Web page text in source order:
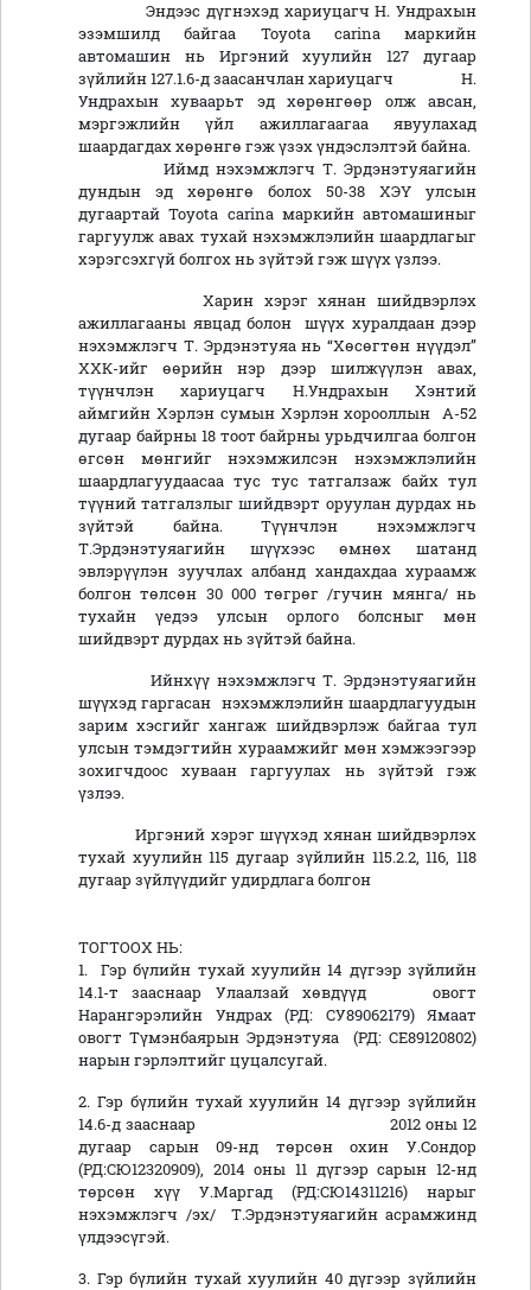
Эндээс дүгнэхэд хариуцагч Н. Ундрахын
эзэмшилд байгаа Toyota carina маркийн
автомашин нь Иргэний хуулийн 127 дугаар
зүйлийн 127.1.6-д заасанчлан хариуцагч Н.
Ундрахын хуваарьт эд хөрөнгөөр олж авсан,
мэргэжлийн үйл ажиллагаагаа явуулахад
шаардагдах хөрөнгө гэж үзэх үндэслэлтэй байна.
Иймд нэхэмжлэгч Т. Эрдэнэтуяагийн
дундын эд хөрөнгө болох 50-38 ХЭҮ улсын
дугаартай Toyota carina маркийн автомашиныг
гаргуулж авах тухай нэхэмжлэлийн шаардлагыг
хэрэгсэхгүй болгох нь зүйтэй гэж шүүх үзлээ.
Харин хэрэг хянан шийдвэрлэх
ажиллагааны явцад болон шүүх хуралдаан дээр
нэхэмжлэгч Т. Эрдэнэтуяа нь “Хөсөгтөн нүүдэл”
ХХК-ийг өөрийн нэр дээр шилжүүлэн авах,
түүнчлэн хариуцагч Н.Ундрахын Хэнтий
аймгийн Хэрлэн сумын Хэрлэн хорооллын А-52
дугаар байрны 18 тоот байрны урьдчилгаа болгон
өгсөн мөнгийг нэхэмжилсэн нэхэмжлэлийн
шаардлагуудаасаа тус тус татгалзаж байх тул
түүний татгалзлыг шийдвэрт оруулан дурдах нь
зүйтэй байна. Түүнчлэн нэхэмжлэгч
Т.Эрдэнэтуяагийн шүүхээс өмнөх шатанд
эвлэрүүлэн зуучлах албанд хандахдаа хураамж
болгон төлсөн 30 000 төгрөг /гучин мянга/ нь
тухайн үедээ улсын орлого болсныг мөн
шийдвэрт дурдах нь зүйтэй байна.
Ийнхүү нэхэмжлэгч Т. Эрдэнэтуяагийн
шүүхэд гаргасан нэхэмжлэлийн шаардлагуудын
зарим хэсгийг хангаж шийдвэрлэж байгаа тул
улсын тэмдэгтийн хураамжийг мөн хэмжээгээр
зохигчдоос хуваан гаргуулах нь зүйтэй гэж
үзлээ.
Иргэний хэрэг шүүхэд хянан шийдвэрлэх
тухай хуулийн 115 дугаар зүйлийн 115.2.2, 116, 118
дугаар зүйлүүдийг удирдлага болгон
ТОГТООХ НЬ:
1. Гэр бүлийн тухай хуулийн 14 дүгээр зүйлийн
14.1-т зааснаар Улаалзай хөвдүүд овогт
Нарангэрэлийн Ундрах (РД: СУ89062179) Ямаат
овогт Түмэнбаярын Эрдэнэтуяа (РД: СЕ89120802)
нарын гэрлэлтийг цуцалсугай.
2. Гэр бүлийн тухай хуулийн 14 дүгээр зүйлийн
14.6-д зааснаар 2012 оны 12
дугаар сарын 09-нд төрсөн охин У.Сондор
(РД:СЮ12320909), 2014 оны 11 дүгээр сарын 12-нд
төрсөн хүү У.Маргад (РД:СЮ14311216) нарыг
нэхэмжлэгч /эх/ Т.Эрдэнэтуяагийн асрамжинд
үлдээсүгэй.
3. Гэр бүлийн тухай хуулийн 40 дүгээр зүйлийн